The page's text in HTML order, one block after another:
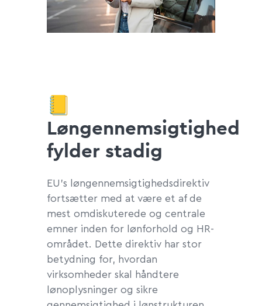
📒
Løngennemsigtighed
fylder stadig
EU's løngennemsigtighedsdirektiv
fortsætter med at være et af de
mest omdiskuterede og centrale
emner inden for lønforhold og HR-
området. Dette direktiv har stor
betydning for, hvordan
virksomheder skal håndtere
lønoplysninger og sikre